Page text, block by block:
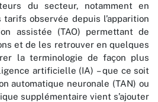
du secteur, notamment en
observée depuis l’apparition
assistée (TAO) permettant de
et de les retrouver en quelques
la terminologie de façon plus
artificielle (IA) – que ce soit
automatique neuronale (TAN) ou
supplémentaire vient s’ajouter